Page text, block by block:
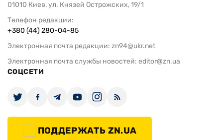
01010 Киев, ул. Князей Острожских, 19/1
Телефон редакции:
+380 (44) 280-04-85
Электронная почта редакции: zn94@ukr.net
Электронная почта службы новостей: editor@zn.ua
СОЦСЕТИ
ПОДДЕРЖАТЬ ZN.UA